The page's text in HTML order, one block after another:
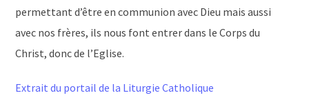
permettant d’être en communion avec Dieu mais aussi
avec nos frères, ils nous font entrer dans le Corps du
Christ, donc de l’Eglise.
Extrait du portail de la Liturgie Catholique